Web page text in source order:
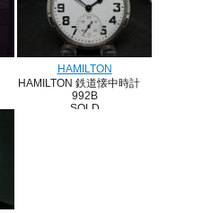
HAMILTON
HAMILTON 鉄道懐中時計
992B
SOLD